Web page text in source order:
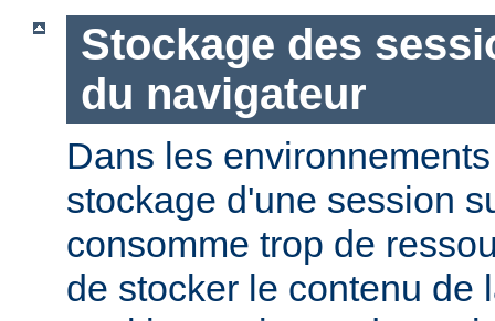
Stockage des
du navigateur
Dans les
stockage d'une session
consomme trop de
de stocker le contenu de